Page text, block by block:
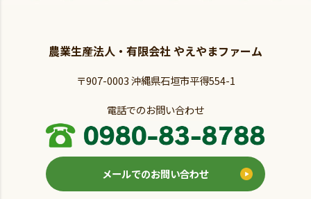
農業生産法人・有限会社 やえやまファーム
〒907-0003 沖縄県石垣市平得554-1
電話でのお問い合わせ
メールでのお問い合わせ